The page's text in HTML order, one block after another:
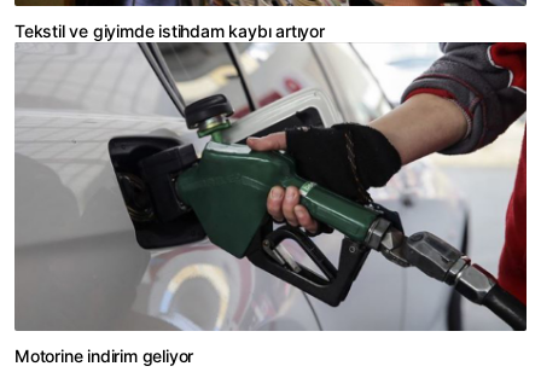
Tekstil ve giyimde istihdam kaybı artıyor
Motorine indirim geliyor